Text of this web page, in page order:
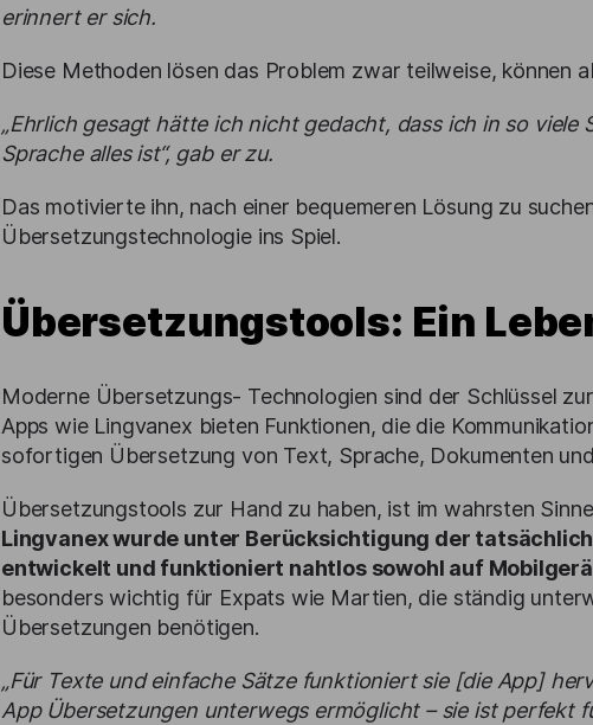
erinnert er sich.
Diese Methoden lösen das Problem zwar teilweise, können
„Ehrlich gesagt hätte ich nicht gedacht, dass ich in so viele
Sprache alles ist“, gab er zu.
Das motivierte ihn, nach einer bequemeren Lösung zu
Übersetzungstechnologie ins Spiel.
Übersetzungstools: Ein
Moderne Übersetzungs- Technologien sind der Schlüssel
Apps wie Lingvanex bieten Funktionen, die die
sofortigen Übersetzung von Text, Sprache, Dokumenten
Übersetzungstools zur Hand zu haben, ist im wahrsten
Lingvanex wurde unter Berücksichtigung der
entwickelt und funktioniert nahtlos sowohl auf
besonders wichtig für Expats wie Martien, die ständig
Übersetzungen benötigen.
„Für Texte und einfache Sätze funktioniert sie [die App]
App Übersetzungen unterwegs ermöglicht – sie ist perfekt